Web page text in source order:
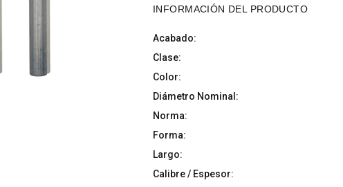
INFORMACIÓN DEL PRODUCTO
Acabado:
Clase:
Color:
Diámetro Nominal:
Norma:
Forma:
Largo:
Calibre / Espesor: